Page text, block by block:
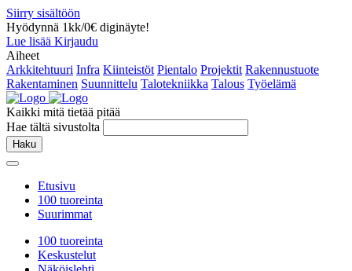
Siirry sisältöön
Hyödynnä 1kk/0€ diginäyte!
Lue lisää Kirjaudu
Aiheet
Arkkitehtuuri Infra Kiinteistöt Pientalo Projektit Rakennustuote
Rakentaminen Suunnittelu Talotekniikka Talous Työelämä
Kaikki mitä tietää pitää
Hae tältä sivustolta
Haku
Etusivu
100 tuoreinta
Suurimmat
100 tuoreinta
Keskustelut